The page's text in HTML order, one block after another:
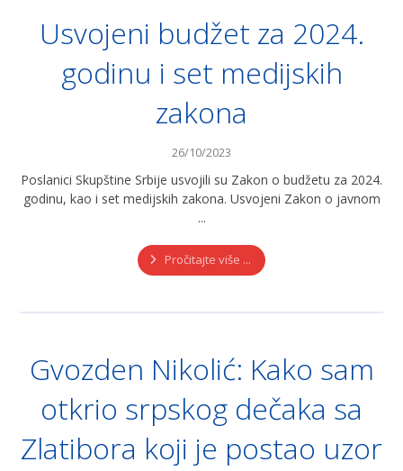
Usvojeni budžet za 2024.
godinu i set medijskih
zakona
26/10/2023
Poslanici Skupštine Srbije usvojili su Zakon o budžetu za 2024.
godinu, kao i set medijskih zakona. Usvojeni Zakon o javnom
...
Pročitajte više ...
Gvozden Nikolić: Kako sam
otkrio srpskog dečaka sa
Zlatibora koji je postao uzor